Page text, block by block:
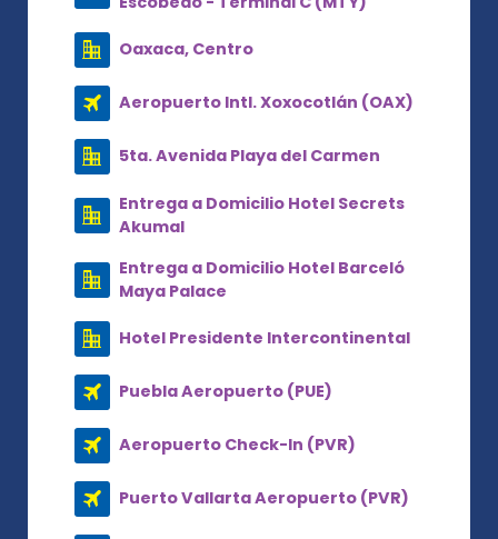
Oaxaca, Centro
Aeropuerto Intl. Xoxocotlán (OAX)
5ta. Avenida Playa del Carmen
Entrega a Domicilio Hotel Secrets
Akumal
Entrega a Domicilio Hotel Barceló
Maya Palace
Hotel Presidente Intercontinental
Puebla Aeropuerto (PUE)
Aeropuerto Check-In (PVR)
Puerto Vallarta Aeropuerto (PVR)